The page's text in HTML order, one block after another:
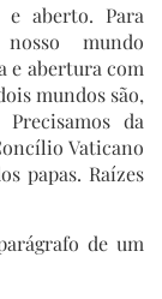
aberto. Para
mundo
e abertura com
mundos são,
da
Vaticano
papas. Raízes
de um